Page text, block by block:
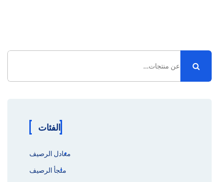
البحث
الفئات
معادل الرصيف
ملجأ الرصيف